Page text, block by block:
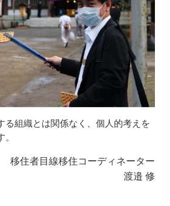
組織とは関係なく、個人的考えを
移住者目線移住コーディネーター
渡邉 修